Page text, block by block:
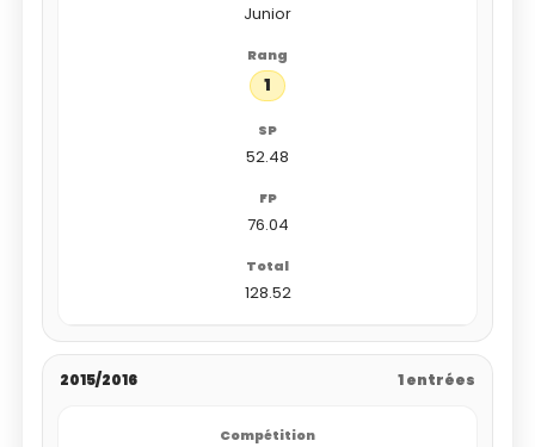
Junior
1
52.48
76.04
128.52
2015/2016 1 entrées